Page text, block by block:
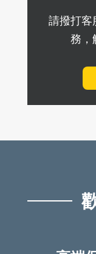
請撥打客
務，